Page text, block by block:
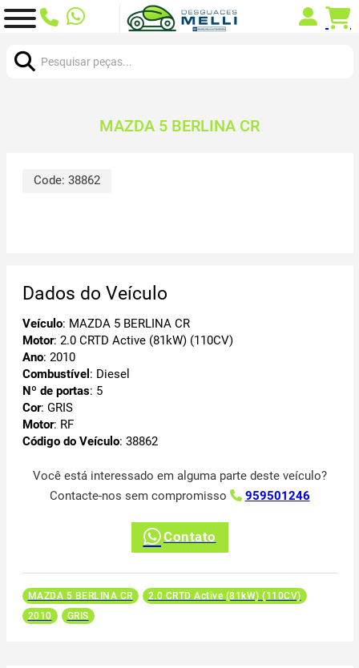
MAZDA 5 BERLINA CR
Code: 38862
Dados do Veículo
Veículo: MAZDA 5 BERLINA CR
Motor: 2.0 CRTD Active (81kW) (110CV)
Ano: 2010
Combustível : Diesel
Nº de portas: 5
Cor: GRIS
Motor: RF
Código do Veículo: 38862
Você está interessado em alguma parte deste veículo?
Contacte-nos sem compromisso
959501246
Contato
MAZDA 5 BERLINA CR
2.0 CRTD Active (81kW) (110CV)
2010
GRIS